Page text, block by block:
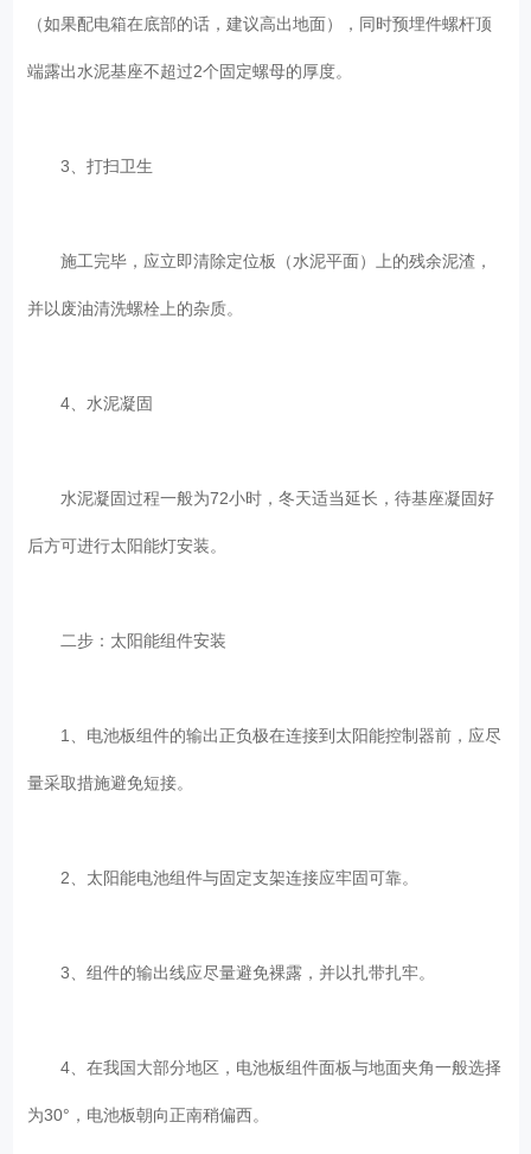
（如果配电箱在底部的话，建议高出地面），同时预埋件螺杆顶
端露出水泥基座不超过2个固定螺母的厚度。
3、打扫卫生
施工完毕，应立即清除定位板（水泥平面）上的残余泥渣，
并以废油清洗螺栓上的杂质。
4、水泥凝固
水泥凝固过程一般为72小时，冬天适当延长，待基座凝固好
后方可进行太阳能灯安装。
二步：太阳能组件安装
1、电池板组件的输出正负极在连接到太阳能控制器前，应尽
量采取措施避免短接。
2、太阳能电池组件与固定支架连接应牢固可靠。
3、组件的输出线应尽量避免裸露，并以扎带扎牢。
4、在我国大部分地区，电池板组件面板与地面夹角一般选择
为30°，电池板朝向正南稍偏西。